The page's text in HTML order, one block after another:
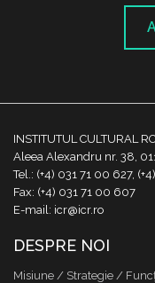
INSTITUTUL CULTURAL
Aleea Alexandru nr. 38,
Tel.: (+4) 031 71 00 627,
Fax: (+4) 031 71 00 607
E-mail: icr@icr.ro
DESPRE NOI
Misiune / Strategie /